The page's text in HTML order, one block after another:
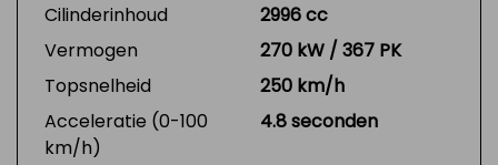
Cilinderinhoud
2996 cc
Vermogen
270 kW / 367 PK
Topsnelheid
250 km/h
Acceleratie (0-100
km/h)
4.8 seconden